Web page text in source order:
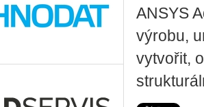
ANSYS
výrobu,
vytvořit,